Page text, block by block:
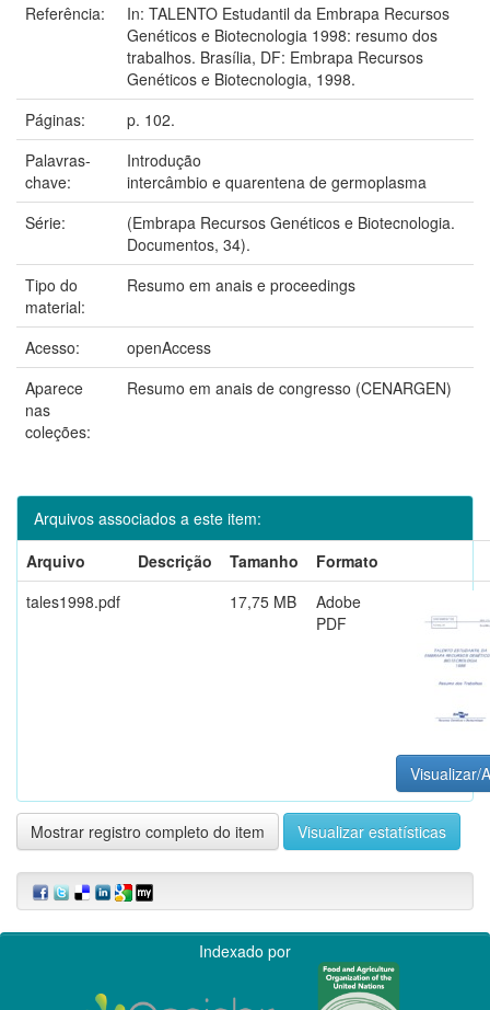
Referência:
In: TALENTO Estudantil da Embrapa Recursos
Genéticos e Biotecnologia 1998: resumo dos
trabalhos. Brasília, DF: Embrapa Recursos
Genéticos e Biotecnologia, 1998.
Páginas:
p. 102.
Palavras-
chave:
Introdução
intercâmbio e quarentena de germoplasma
Série:
(Embrapa Recursos Genéticos e Biotecnologia.
Documentos, 34).
Tipo do
material:
Resumo em anais e proceedings
Acesso:
openAccess
Aparece
nas
coleções:
Resumo em anais de congresso (CENARGEN)
Arquivos associados a este item:
Arquivo
Descrição Tamanho
Formato
tales1998.pdf
17,75 MB
Adobe
PDF
Visualizar/
Mostrar registro completo do item Visualizar estatísticas
Indexado por